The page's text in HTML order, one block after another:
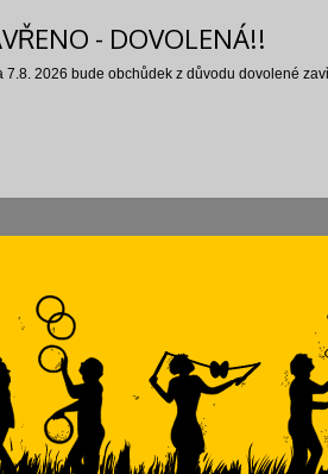
- DOVOLENÁ!!
7.8. 2026 bude obchůdek z důvodu dovolené